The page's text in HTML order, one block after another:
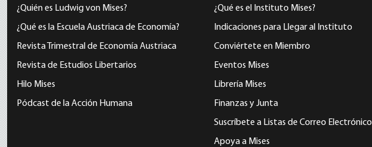
¿Quién es Ludwig von Mises?
¿Qué es la Escuela Austriaca de Economía?
Revista Trimestral de Economía Austriaca
Revista de Estudios Libertarios
Hilo Mises
Pódcast de la Acción Humana
¿Qué es el Instituto Mises?
Indicaciones para Llegar al Instituto
Conviértete en Miembro
Eventos Mises
Librería Mises
Finanzas y Junta
Suscríbete a Listas de Correo Electrónico
Apoya a Mises